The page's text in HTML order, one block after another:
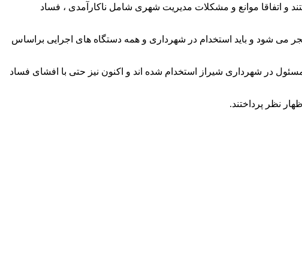
و اتفاقا موانع و مشکلات مدیریت شهری شامل ناکارآمدی ، فساد
می شود و باید استخدام در شهرداری و همه دستگاه های اجرایی براساس
در شهرداری شیراز استخدام شده اند و اکنون نیز حتی با افشای فساد
نظر پرداختند.